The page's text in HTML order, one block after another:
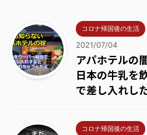
コロナ帰国後の生活
2021/07/04
アパホテルの
日本の牛乳を
で差し入れし
コロナ帰国後の生活